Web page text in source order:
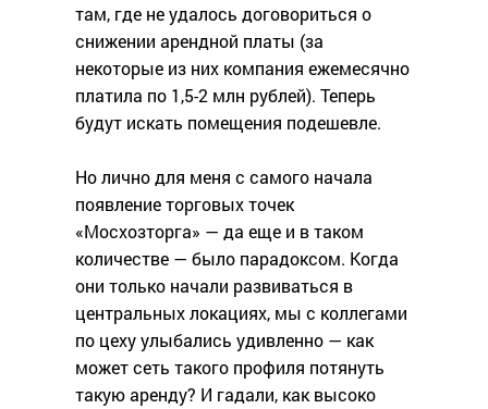
там, где не удалось договориться о
снижении арендной платы (за
некоторые из них компания ежемесячно
платила по 1,5-2 млн рублей). Теперь
будут искать помещения подешевле.
Но лично для меня с самого начала
появление торговых точек
«Мосхозторга» — да еще и в таком
количестве — было парадоксом. Когда
они только начали развиваться в
центральных локациях, мы с коллегами
по цеху улыбались удивленно — как
может сеть такого профиля потянуть
такую аренду? И гадали, как высоко